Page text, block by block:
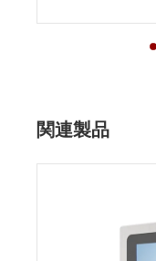
関連製品